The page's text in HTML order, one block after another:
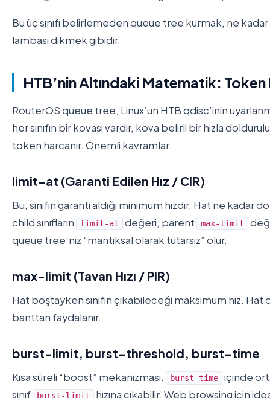
Bu üç sınıfı belirlemeden queue tree kurmak, ne
lambası dikmek gibidir.
HTB’nin Altındaki Matematik:
RouterOS queue tree, Linux’un HTB qdisc’inin
her sınıfın bir kovası vardır, kova belirli bir hızla
token harcanır. Önemli kavramlar:
limit-at (Garanti Edilen Hız / CIR)
Bu, sınıfın garanti aldığı minimum hızdır. Hat ne kadar
child sınıfların
limit-at değeri, parent max-limit
queue tree’niz “mantıksal olarak tutarsız” olur.
max-limit (Tavan Hızı / PIR)
Hat boştayken sınıfın çıkabileceği maksimum hız. Hat
banttan faydalanır.
burst-limit, burst-threshold, burst-time
Kısa süreli “boost” mekanizması. burst-time
içinde
sınıf
burst-limit
hızına çıkabilir. Web browsing için